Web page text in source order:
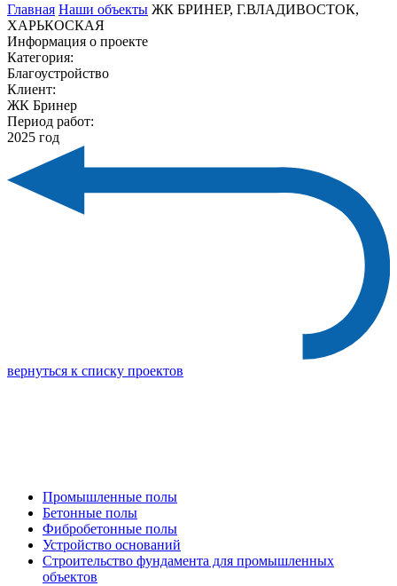
Главная Наши объекты ЖК БРИНЕР, Г.ВЛАДИВОСТОК,
ХАРЬКОСКАЯ
Информация о проекте
Категория:
Благоустройство
Клиент:
ЖК Бринер
Период работ:
2025 год
вернуться к списку проектов
Промышленные полы
Бетонные полы
Фибробетонные полы
Устройство оснований
Строительство фундамента для промышленных
объектов